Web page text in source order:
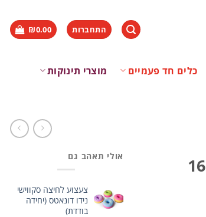
התחברות ₪0.00
כלים חד פעמיים
מוצרי תינוקות
מאפינס אישיים זהב כסף מטאלי מנייר | כמות 16
אולי תאהב גם
צעצוע לחיצה סקווישי
נידו דונאטס (יחידה
בודדת)